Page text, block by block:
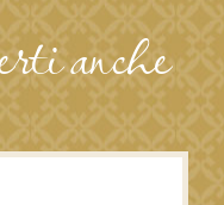
anche